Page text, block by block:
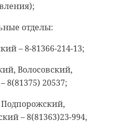
отделы:
– 8-81366-214-13;
Волосовский,
8(81375) 20537;
– 8(81363)23-994,